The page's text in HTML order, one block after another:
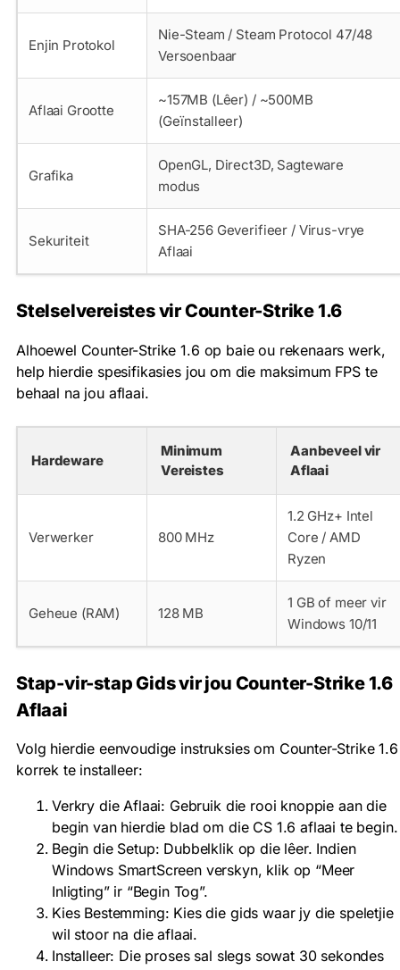
Enjin Protokol
Nie-Steam / Steam Protocol 47/48
Versoenbaar
Aflaai Grootte
~157MB (Lêer) / ~500MB
(Geïnstalleer)
Grafika
OpenGL, Direct3D, Sagteware
modus
Sekuriteit
SHA-256 Geverifieer / Virus-vrye
Aflaai
Stelselvereistes vir Counter-Strike 1.6
Alhoewel Counter-Strike 1.6 op baie ou rekenaars werk,
help hierdie spesifikasies jou om die maksimum FPS te
behaal na jou aflaai.
Hardeware
Minimum
Vereistes
Aanbeveel vir
Aflaai
Verwerker 800 MHz
1.2 GHz+ Intel
Core / AMD
Ryzen
Geheue (RAM) 128 MB
1 GB of meer vir
Windows 10/11
Stap-vir-stap Gids vir jou Counter-Strike 1.6
Aflaai
Volg hierdie eenvoudige instruksies om Counter-Strike 1.6
korrek te installeer:
Verkry die Aflaai: Gebruik die rooi knoppie aan die
begin van hierdie blad om die CS 1.6 aflaai te begin.
Begin die Setup: Dubbelklik op die lêer. Indien
Windows SmartScreen verskyn, klik op “Meer
Inligting” ir “Begin Tog”.
Kies Bestemming: Kies die gids waar jy die speletjie
wil stoor na die aflaai.
Installeer: Die proses sal slegs sowat 30 sekondes